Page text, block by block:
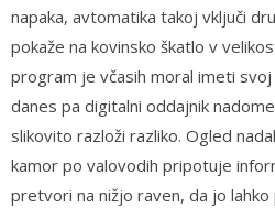
napaka, avtomatika takoj vključi
pokaže na kovinsko škatlo v
program je včasih moral imeti svoj
danes pa digitalni oddajnik
slikovito razloži razliko. Ogled
kamor po valovodih pripotuje
pretvori na nižjo raven, da jo